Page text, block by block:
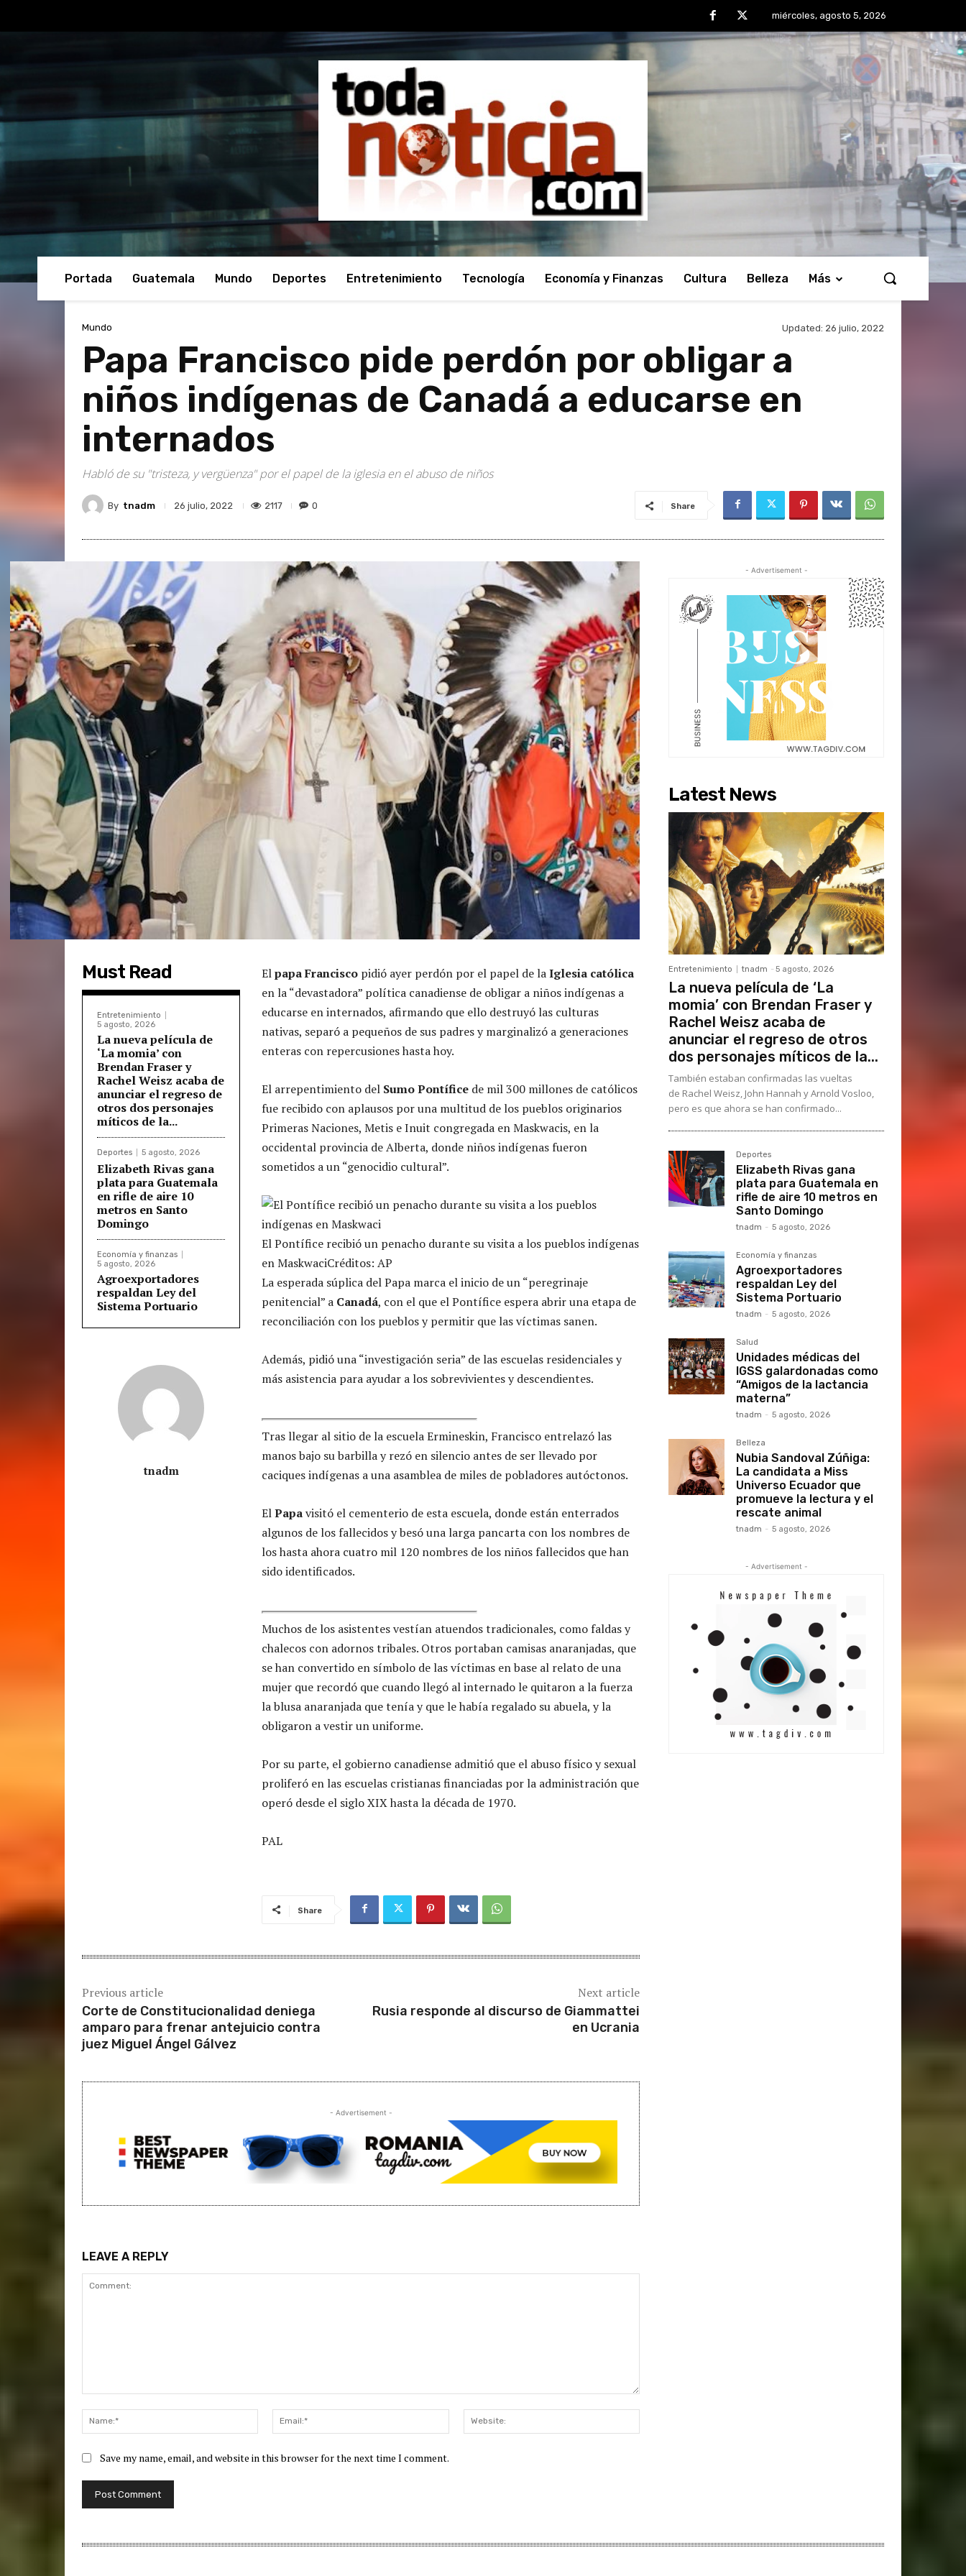
miércoles, agosto 5, 2026
Portada Guatemala Mundo Deportes Entretenimiento Tecnología Economía y Finanzas Cultura Belleza Más
Mundo Updated: 26 julio, 2022
Papa Francisco pide perdón por obligar a
niños indígenas de Canadá a educarse en
internados
Habló de su "tristeza, y vergüenza" por el papel de la iglesia en el abuso de niños
By tnadm 26 julio, 2022 2117 0 Share
Must Read
Entretenimiento
5 agosto, 2026
La nueva película de
‘La momia’ con
Brendan Fraser y
Rachel Weisz acaba de
anunciar el regreso de
otros dos personajes
míticos de la...
Deportes 5 agosto, 2026
Elizabeth Rivas gana
plata para Guatemala
en rifle de aire 10
metros en Santo
Domingo
Economía y finanzas
5 agosto, 2026
Agroexportadores
respaldan Ley del
Sistema Portuario
tnadm
Elpapa Francisco pidió ayer perdón por el papel de laIglesia católica
en la “devastadora” política canadiense de obligar a niños indígenas a
educarse en internados, afirmando que ello destruyó las culturas
nativas, separó a pequeños de sus padres y marginalizó a generaciones
enteras con repercusiones hasta hoy.
El arrepentimiento del Sumo Pontífice de mil 300 millones de católicos
fue recibido con aplausos por una multitud de los pueblos originarios
Primeras Naciones, Metis e Inuit congregada en Maskwacis, en la
occidental provincia de Alberta, donde niños indígenas fueron
sometidos a un “genocidio cultural”.
El Pontífice recibió un penacho durante su visita a los pueblos indígenas
en MaskwaciCréditos: AP
La esperada súplica del Papa marca el inicio de un “peregrinaje
penitencial” a Canadá, con el que el Pontífice espera abrir una etapa de
reconciliación con los pueblos y permitir que las víctimas sanen.
Además, pidió una “investigación seria” de las escuelas residenciales y
más asistencia para ayudar a los sobrevivientes y descendientes.
Tras llegar al sitio de la escuela Ermineskin, Francisco entrelazó las
manos bajo su barbilla y rezó en silencio antes de ser llevado por
caciques indígenas a una asamblea de miles de pobladores autóctonos.
ElPapavisitó el cementerio de esta escuela, donde están enterrados
algunos de los fallecidos y besó una larga pancarta con los nombres de
los hasta ahora cuatro mil 120 nombres de los niños fallecidos que han
sido identificados.
Muchos de los asistentes vestían atuendos tradicionales, como faldas y
chalecos con adornos tribales. Otros portaban camisas anaranjadas, que
se han convertido en símbolo de las víctimas en base al relato de una
mujer que recordó que cuando llegó al internado le quitaron a la fuerza
la blusa anaranjada que tenía y que le había regalado su abuela, y la
obligaron a vestir un uniforme.
Por su parte, el gobierno canadiense admitió que el abuso físico y sexual
proliferó en las escuelas cristianas financiadas por la administración que
operó desde el siglo XIX hasta la década de 1970.
PAL
Share
Previous article
Corte de Constitucionalidad deniega
amparo para frenar antejuicio contra
juez Miguel Ángel Gálvez
Next article
Rusia responde al discurso de Giammattei
en Ucrania
- Advertisement -
LEAVE A REPLY
Name:*
Email:*
Save my name, email, and website in this browser for the next time I comment.
- Advertisement -
Latest News
Entretenimiento tnadm - 5 agosto, 2026
La nueva película de ‘La
momia’ con Brendan Fraser y
Rachel Weisz acaba de
anunciar el regreso de otros
dos personajes míticos de la...
También estaban confirmadas las vueltas
de Rachel Weisz, John Hannah y Arnold Vosloo,
pero es que ahora se han confirmado...
Deportes
Elizabeth Rivas gana
plata para Guatemala en
rifle de aire 10 metros en
Santo Domingo
tnadm - 5 agosto, 2026
Economía y finanzas
Agroexportadores
respaldan Ley del
Sistema Portuario
tnadm - 5 agosto, 2026
Salud
Unidades médicas del
IGSS galardonadas como
“Amigos de la lactancia
materna”
tnadm - 5 agosto, 2026
Belleza
Nubia Sandoval Zúñiga:
La candidata a Miss
Universo Ecuador que
promueve la lectura y el
rescate animal
tnadm - 5 agosto, 2026
- Advertisement -